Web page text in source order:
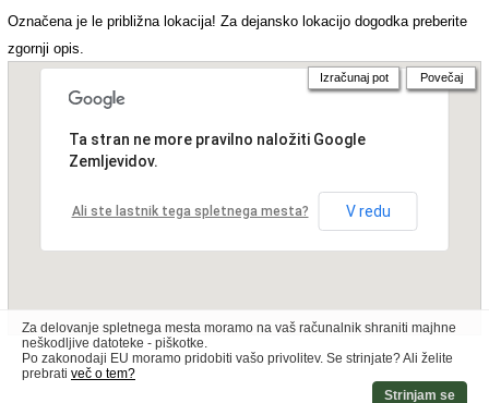
Označena je le približna lokacija! Za dejansko lokacijo dogodka preberite
zgornji opis.
Ta stran ne more pravilno naložiti Google
Zemljevidov.
Ali ste lastnik tega spletnega mesta? V redu
Izračunaj pot Povečaj
Za delovanje spletnega mesta moramo na vaš računalnik shraniti majhne
neškodljive datoteke - piškotke.
Po zakonodaji EU moramo pridobiti vašo privolitev. Se strinjate? Ali želite
prebrati več o tem?
Strinjam se